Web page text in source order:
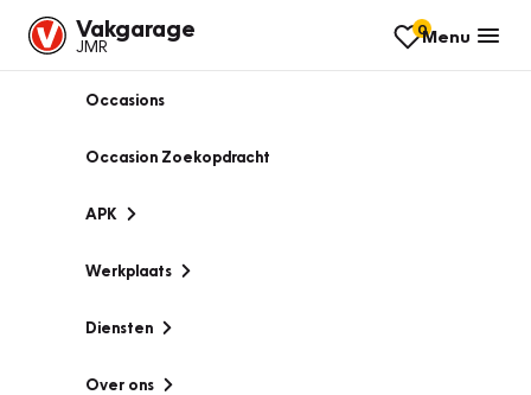
Vakgarage
JMR
0Menu
Occasions
Occasion Zoekopdracht
APK
Werkplaats
Diensten
Over ons